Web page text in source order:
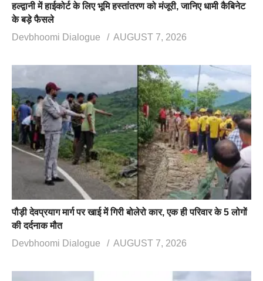
हल्द्वानी में हाईकोर्ट के लिए भूमि हस्तांतरण को मंजूरी, जानिए धामी कैबिनेट
के बड़े फैसले
Devbhoomi Dialogue
AUGUST 7, 2026
पौड़ी देवप्रयाग मार्ग पर खाई में गिरी बोलेरो कार, एक ही परिवार के 5 लोगों
की दर्दनाक मौत
Devbhoomi Dialogue
AUGUST 7, 2026